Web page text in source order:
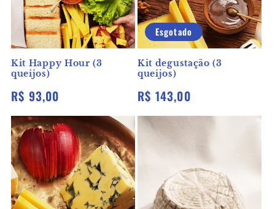
Kit Happy Hour (3
queijos)
Preço
normal
R$ 93,00
Esgotado
Kit degustação (3
queijos)
Preço
normal
R$ 143,00